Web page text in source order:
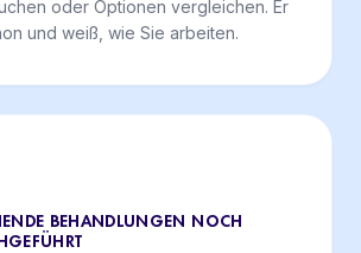
oder Optionen vergleichen. Er
und weiß, wie Sie arbeiten.
BEHANDLUNGEN NOCH